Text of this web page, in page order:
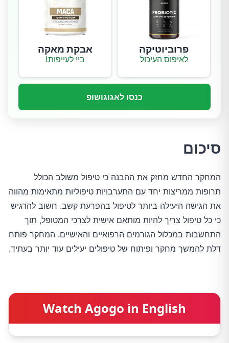
פרוביוטיקה
לאיפוס העיכול
אבקת מאקה
ביי לעייפות!
כנסו לאגוגושופ
סיכום
המחקר החדש מחזק את ההבנה כי טיפול משולב הכולל
תרופות ממריצות יחד עם התערבויות טיפוליות מתאימות מהווה
את הגישה היעילה ביותר לטיפול בהפרעת קשב. חשוב להדגיש
כי כל טיפול צריך להיות מותאם אישית לצרכי המטופל, תוך
התחשבות במכלול הגורמים הרפואיים והאישיים. המחקר פותח
דלת להמשך מחקר ופיתוח של טיפולים יעילים עוד יותר בעתיד.
Watch Agogo in English